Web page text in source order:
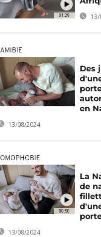
01:29
Des
en
13/08/2024
00:50
La
de
13/08/2024